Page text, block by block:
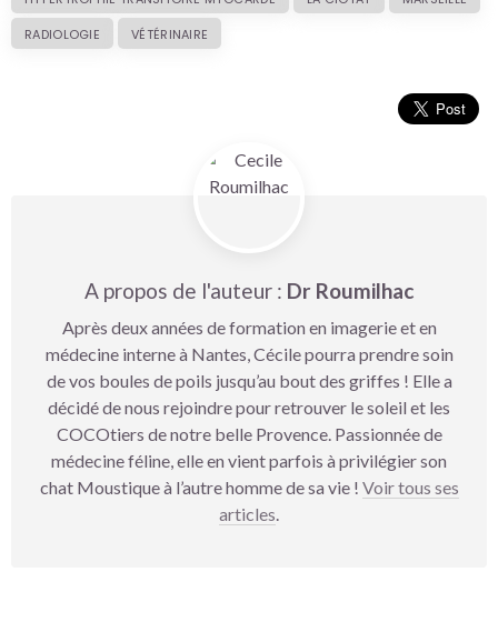
RADIOLOGIE
VÉTÉRINAIRE
A propos de l'auteur : Dr Roumilhac
Après deux années de formation en imagerie et en
médecine interne à Nantes, Cécile pourra prendre soin
de vos boules de poils jusqu’au bout des griffes ! Elle a
décidé de nous rejoindre pour retrouver le soleil et les
COCOtiers de notre belle Provence. Passionnée de
médecine féline, elle en vient parfois à privilégier son
chat Moustique à l’autre homme de sa vie ! Voir tous ses
articles